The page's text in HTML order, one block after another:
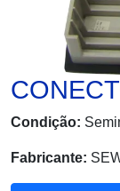
Condição:
Fabricante: